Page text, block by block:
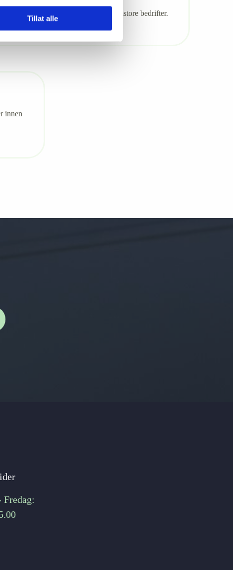
Tillat alle
til små og mellomstore bedrifter.
innen
Fredag: